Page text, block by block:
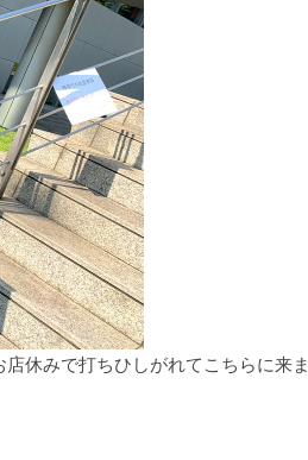
休みで打ちひしがれてこちらに来ま